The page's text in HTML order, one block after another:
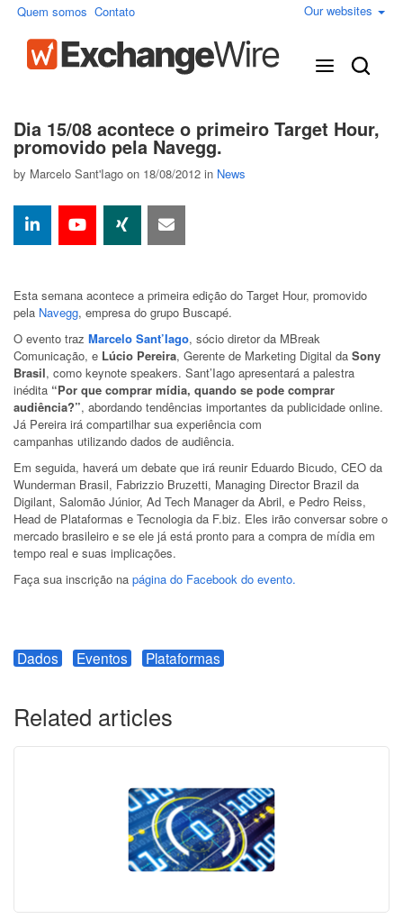
Quem somos Contato Our websites
Dia 15/08 acontece o primeiro Target Hour,
promovido pela Navegg.
by Marcelo Sant'Iago on 18/08/2012 in News
Esta semana acontece a primeira edição do Target Hour, promovido
pela Navegg, empresa do grupo Buscapé.
O evento traz Marcelo Sant’Iago, sócio diretor da MBreak
Comunicação, e Lúcio Pereira, Gerente de Marketing Digital da Sony
Brasil, como keynote speakers. Sant’Iago apresentará a palestra
inédita “Por que comprar mídia, quando se pode comprar
audiência?”, abordando tendências importantes da publicidade online.
Já Pereira irá compartilhar sua experiência com
campanhas utilizando dados de audiência.
Em seguida, haverá um debate que irá reunir Eduardo Bicudo, CEO da
Wunderman Brasil, Fabrizzio Bruzetti, Managing Director Brazil da
Digilant, Salomão Júnior, Ad Tech Manager da Abril, e Pedro Reiss,
Head de Plataformas e Tecnologia da F.biz. Eles irão conversar sobre o
mercado brasileiro e se ele já está pronto para a compra de mídia em
tempo real e suas implicações.
Faça sua inscrição na página do Facebook do evento.
Dados Eventos Plataformas
Related articles